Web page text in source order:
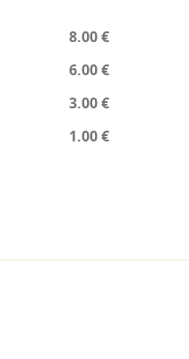
8.00 €
6.00 €
3.00 €
1.00 €